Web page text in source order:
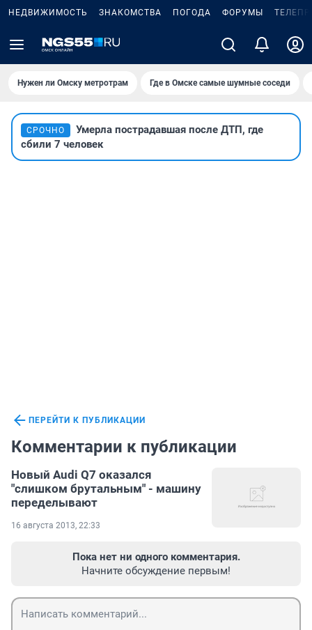
НЕДВИЖИМОСТЬ ЗНАКОМСТВА ПОГОДА ФОРУМЫ
Нужен ли Омску метротрам Где в Омске самые шумные соседи
СРОЧНО
Умерла пострадавшая после ДТП, где
сбили 7 человек
ПЕРЕЙТИ К ПУБЛИКАЦИИ
Комментарии к публикации
Новый Audi Q7 оказался
"слишком брутальным" - машину
переделывают
16 августа 2013, 22:33
Пока нет ни одного комментария.
Начните обсуждение первым!